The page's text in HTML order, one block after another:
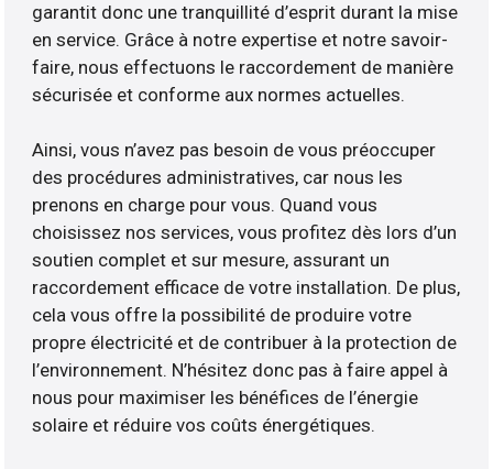
garantit donc une tranquillité d’esprit durant la mise
en service. Grâce à notre expertise et notre savoir-
faire, nous effectuons le raccordement de manière
sécurisée et conforme aux normes actuelles.
Ainsi, vous n’avez pas besoin de vous préoccuper
des procédures administratives, car nous les
prenons en charge pour vous. Quand vous
choisissez nos services, vous profitez dès lors d’un
soutien complet et sur mesure, assurant un
raccordement efficace de votre installation. De plus,
cela vous offre la possibilité de produire votre
propre électricité et de contribuer à la protection de
l’environnement. N’hésitez donc pas à faire appel à
nous pour maximiser les bénéfices de l’énergie
solaire et réduire vos coûts énergétiques.